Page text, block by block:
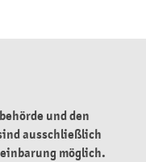
und den
ausschließlich
möglich.